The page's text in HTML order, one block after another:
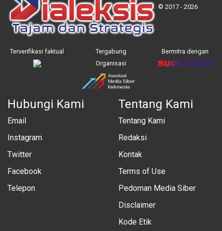
© 2017 - 2026
Terverifikasi faktual
Tergabung
Organisasi
Bermitra dengan
Hubungi Kami
Email
Instagram
Twitter
Facebook
Telepon
Tentang Kami
Tentang Kami
Redaksi
Kontak
Terms of Use
Pedoman Media Siber
Disclaimer
Kode Etik